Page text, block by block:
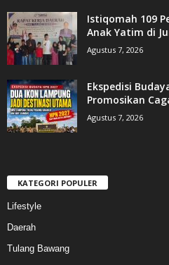
Istiqomah 109
Anak Yatim di
Agustus 7, 2026
Ekspedisi
Promosikan
Agustus 7, 2026
KATEGORI POPULER
Lifestyle
Daerah
Tulang Bawang